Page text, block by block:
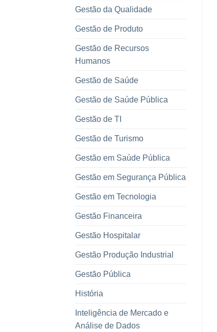
Gestão da Qualidade
Gestão de Produto
Gestão de Recursos
Humanos
Gestão de Saúde
Gestão de Saúde Pública
Gestão de TI
Gestão de Turismo
Gestão em Saúde Pública
Gestão em Segurança Pública
Gestão em Tecnologia
Gestão Financeira
Gestão Hospitalar
Gestão Produção Industrial
Gestão Pública
História
Inteligência de Mercado e
Análise de Dados